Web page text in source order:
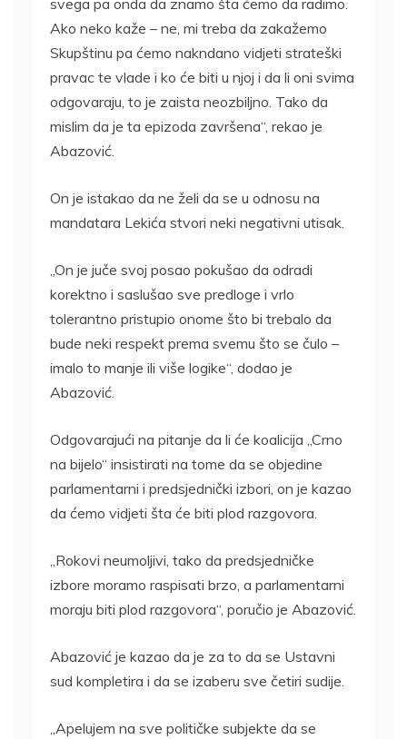
svega pa onda da znamo šta ćemo da radimo.
Ako neko kaže – ne, mi treba da zakažemo
Skupštinu pa ćemo nakndano vidjeti strateški
pravac te vlade i ko će biti u njoj i da li oni svima
odgovaraju, to je zaista neozbiljno. Tako da
mislim da je ta epizoda završena“, rekao je
Abazović.
On je istakao da ne želi da se u odnosu na
mandatara Lekića stvori neki negativni utisak.
„On je juče svoj posao pokušao da odradi
korektno i saslušao sve predloge i vrlo
tolerantno pristupio onome što bi trebalo da
bude neki respekt prema svemu što se čulo –
imalo to manje ili više logike“, dodao je
Abazović.
Odgovarajući na pitanje da li će koalicija „Crno
na bijelo“ insistirati na tome da se objedine
parlamentarni i predsjednički izbori, on je kazao
da ćemo vidjeti šta će biti plod razgovora.
„Rokovi neumoljivi, tako da predsjedničke
izbore moramo raspisati brzo, a parlamentarni
moraju biti plod razgovora“, poručio je Abazović.
Abazović je kazao da je za to da se Ustavni
sud kompletira i da se izaberu sve četiri sudije.
„Apelujem na sve političke subjekte da se